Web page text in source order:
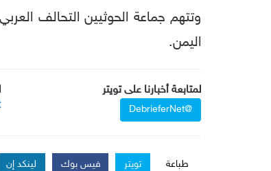
اليمن.
لمتابعة أخبارنا على تويتر
@DebrieferNet
طباعة تويتر فيس بوك لينكد إن